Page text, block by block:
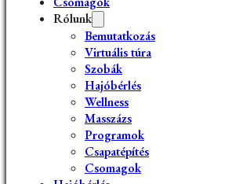
Rólunk
Bemutatkozás
Virtuális túra
Szobák
Hajóbérlés
Wellness
Masszázs
Programok
Csapatépítés
Csomagok